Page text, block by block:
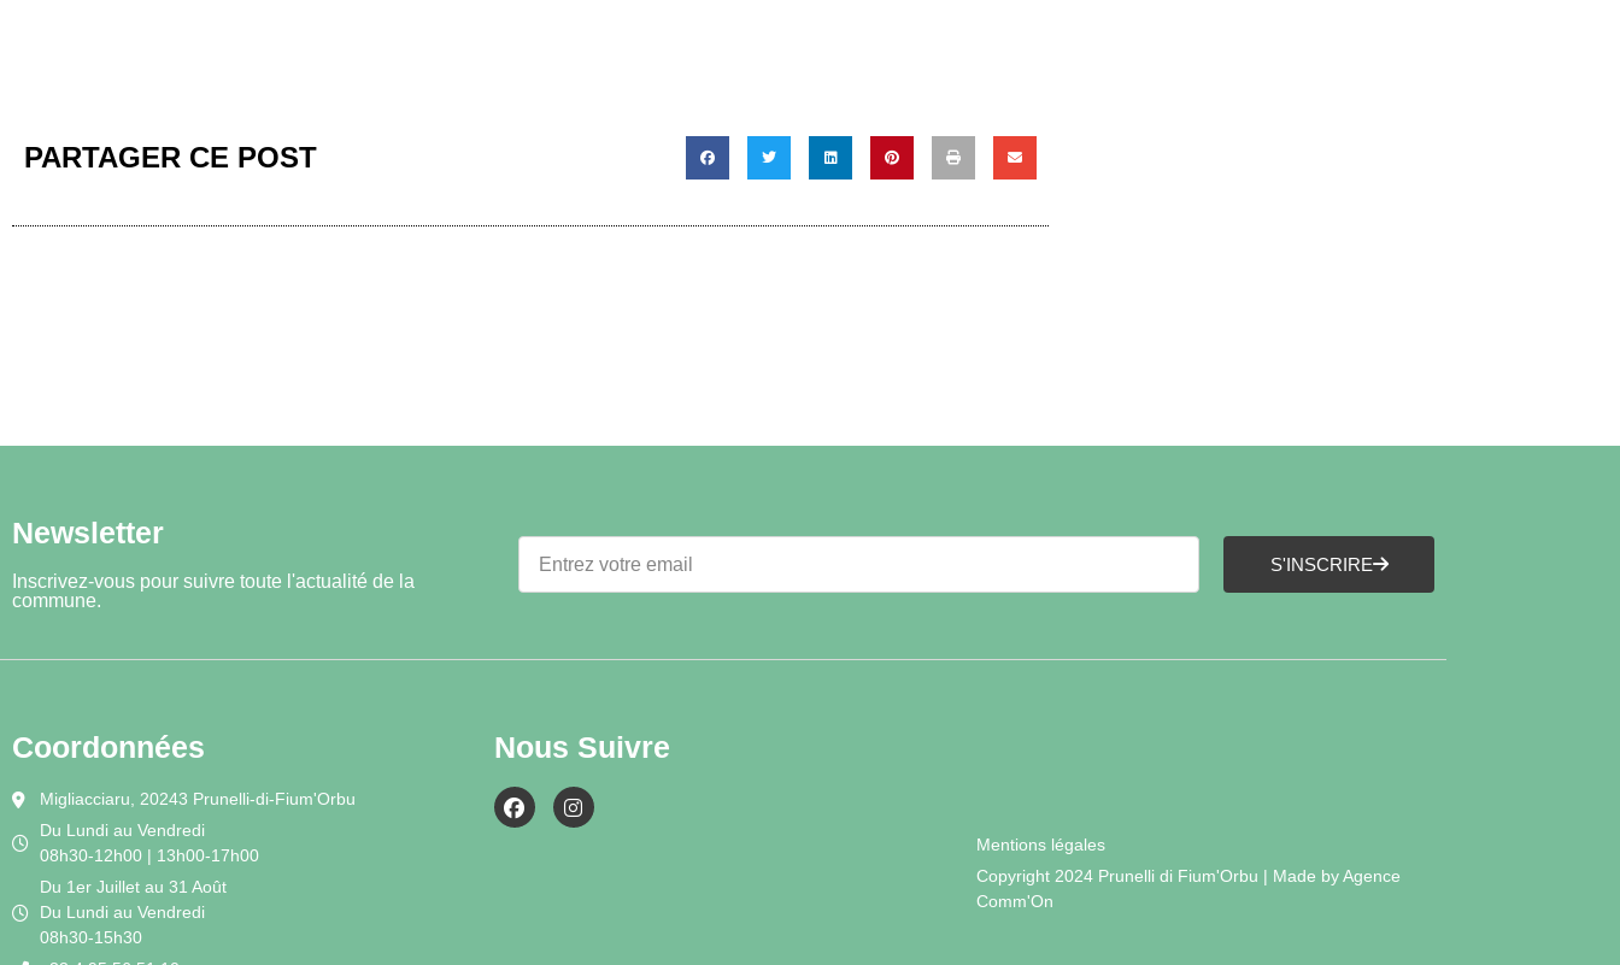
PARTAGER CE POST
Newsletter
Inscrivez-vous pour suivre toute l'actualité de la
commune.
S'INSCRIRE
Coordonnées
Migliacciaru, 20243 Prunelli-di-Fium'Orbu
Du Lundi au Vendredi
08h30-12h00 | 13h00-17h00
Du 1er Juillet au 31 Août
Du Lundi au Vendredi
08h30-15h30
Nous Suivre
Mentions légales
Copyright 2024 Prunelli di Fium'Orbu | Made by Agence
Comm'On